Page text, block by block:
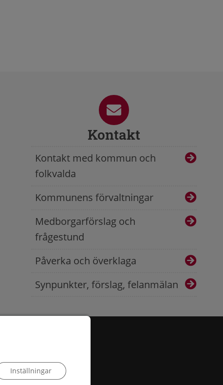
Inställningar
Kontakt
Kontakt med kommun och
folkvalda
Kommunens förvaltningar
Medborgarförslag och
frågestund
Påverka och överklaga
Synpunkter, förslag, felanmälan